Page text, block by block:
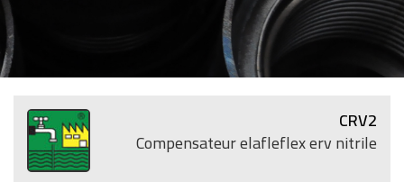
CRV2
Compensateur elafleflex erv nitrile